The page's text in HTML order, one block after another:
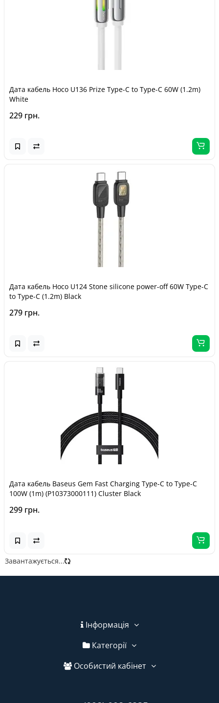
Дата кабель Hoco U136 Prize Type-C to Type-C 60W (1.2m)
White
229 грн.
Дата кабель Hoco U124 Stone silicone power-off 60W Type-C
to Type-C (1.2m) Black
279 грн.
Дата кабель Baseus Gem Fast Charging Type-C to Type-C
100W (1m) (P10373000111) Cluster Black
299 грн.
Завантажується...
Інформація
Категорії
Особистий кабінет